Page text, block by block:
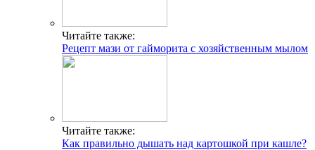
Читайте также:
Рецепт мази от гайморита с хозяйственным мылом
Читайте также:
Как правильно дышать над картошкой при кашле?